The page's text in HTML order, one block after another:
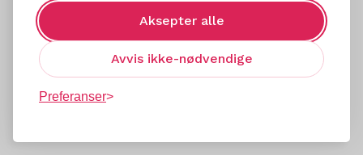
Aksepter alle
Avvis ikke-nødvendige
Preferanser